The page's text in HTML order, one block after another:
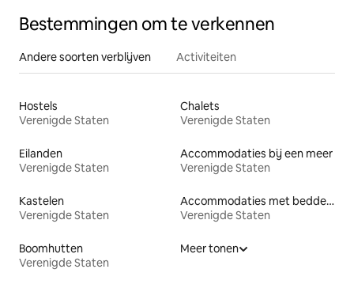
Bestemmingen om te verkennen
Andere soorten verblijven Activiteiten
Hostels
Verenigde Staten
Chalets
Verenigde Staten
Eilanden
Verenigde Staten
Accommodaties bij een meer
Verenigde Staten
Kastelen
Verenigde Staten
Accommodaties met bedden op toegankelijke hoogte
Verenigde Staten
Boomhutten
Verenigde Staten
Meer tonen